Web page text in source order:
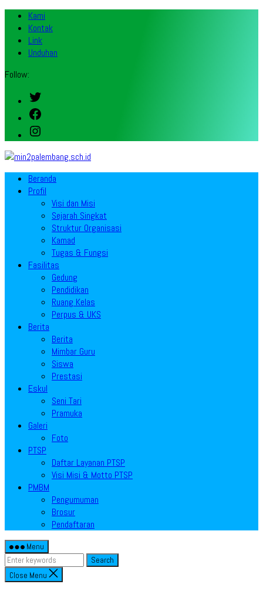
Kami
Kontak
Link
Unduhan
Follow:
Twitter
Facebook
Instagram
Beranda
Profil
Visi dan Misi
Sejarah Singkat
Struktur Organisasi
Kamad
Tugas & Fungsi
Fasilitas
Gedung
Pendidikan
Ruang Kelas
Perpus & UKS
Berita
Berita
Mimbar Guru
Siswa
Prestasi
Eskul
Seni Tari
Pramuka
Galeri
Foto
PTSP
Daftar Layanan PTSP
Visi Misi & Motto PTSP
PMBM
Pengumuman
Brosur
Pendaftaran
Menu
Search
Close Menu